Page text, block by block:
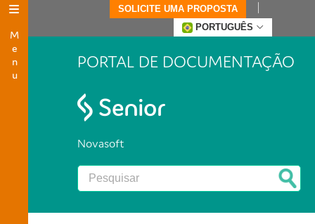
Menu
SOLICITE UMA PROPOSTA
PORTUGUÊS
PORTAL DE DOCUMENTAÇÃO
Novasoft